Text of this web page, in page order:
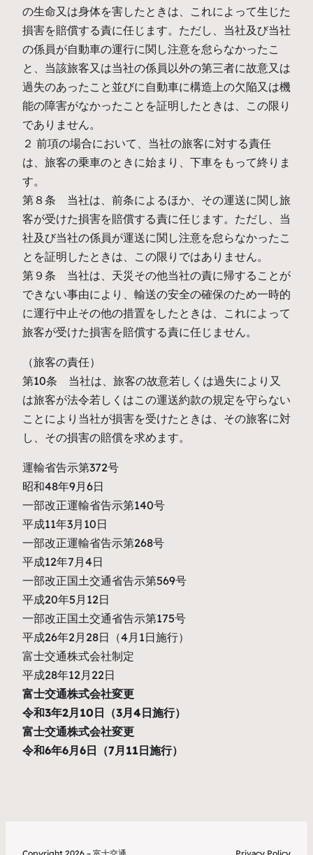
の生命又は身体を害したときは、これによって生じた
損害を賠償する責に任じます。ただし、当社及び当社
の係員が自動車の運行に関し注意を怠らなかったこ
と、当該旅客又は当社の係員以外の第三者に故意又は
過失のあったこと並びに自動車に構造上の欠陥又は機
能の障害がなかったことを証明したときは、この限り
でありません。
２ 前項の場合において、当社の旅客に対する責任
は、旅客の乗車のときに始まり、下車をもって終りま
す。
第８条 当社は、前条によるほか、その運送に関し旅
客が受けた損害を賠償する責に任じます。ただし、当
社及び当社の係員が運送に関し注意を怠らなかったこ
とを証明したときは、この限りではありません。
第９条 当社は、天災その他当社の責に帰することが
できない事由により、輸送の安全の確保のため一時的
に運行中止その他の措置をしたときは、これによって
旅客が受けた損害を賠償する責に任じません。
（旅客の責任）
第10条 当社は、旅客の故意若しくは過失により又
は旅客が法令若しくはこの運送約款の規定を守らない
ことにより当社が損害を受けたときは、その旅客に対
し、その損害の賠償を求めます。
運輸省告示第372号
昭和48年9月6日
一部改正運輸省告示第140号
平成11年3月10日
一部改正運輸省告示第268号
平成12年7月4日
一部改正国土交通省告示第569号
平成20年5月12日
一部改正国土交通省告示第175号
平成26年2月28日（4月1日施行）
富士交通株式会社制定
平成28年12月22日
富士交通株式会社変更
令和3年2月10日（3月4日施行）
富士交通株式会社変更
令和6年6月6日（7月11日施行）